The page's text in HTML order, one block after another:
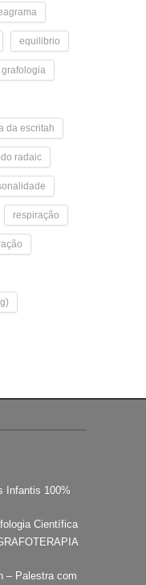
equilibrio
grafologia
da escritah
radaic
respiração
Infantis 100%
Científica
– Palestra com